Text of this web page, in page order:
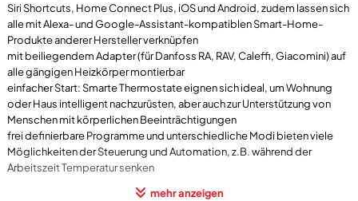
Siri Shortcuts, Home Connect Plus, iOS und Android, zudem lassen sich
alle mit Alexa- und Google-Assistant-kompatiblen Smart-Home-
Produkte anderer Hersteller verknüpfen
mit beiliegendem Adapter (für Danfoss RA, RAV, Caleffi, Giacomini) auf
alle gängigen Heizkörper montierbar
einfacher Start: Smarte Thermostate eignen sich ideal, um Wohnung
oder Haus intelligent nachzurüsten, aber auch zur Unterstützung von
Menschen mit körperlichen Beeinträchtigungen
frei definierbare Programme und unterschiedliche Modi bieten viele
Möglichkeiten der Steuerung und Automation, z.B. während der
Arbeitszeit Temperatur senken
mehr anzeigen